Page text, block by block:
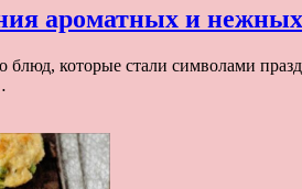
ароматных и
блюд, которые стали символами